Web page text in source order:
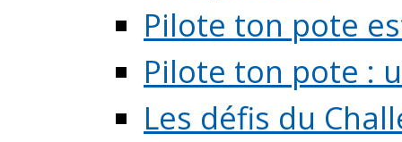
Pilote ton pote
Pilote ton pote :
Les défis du